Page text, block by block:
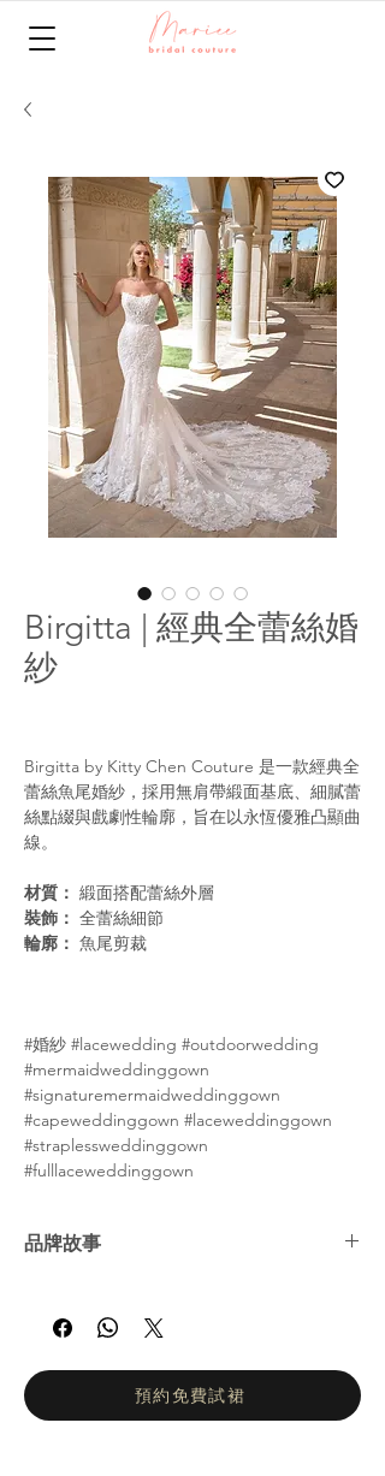
Birgitta | 經典全蕾絲婚
紗
Birgitta by Kitty Chen Couture 是一款經典全
蕾絲魚尾婚紗，採用無肩帶緞面基底、細膩蕾
絲點綴與戲劇性輪廓，旨在以永恆優雅凸顯曲
線。
材質： 緞面搭配蕾絲外層
裝飾： 全蕾絲細節
輪廓： 魚尾剪裁
#婚紗 #lacewedding #outdoorwedding
#mermaidweddinggown
#signaturemermaidweddinggown
#capeweddinggown #laceweddinggown
#straplessweddinggown
#fulllaceweddinggown
品牌故事
的年輕設計師，她於 2004 年在南加州推出了
自己的第一個婚紗系列，從此成為行業領袖，
郎讚歎不已。
預約免費試裙